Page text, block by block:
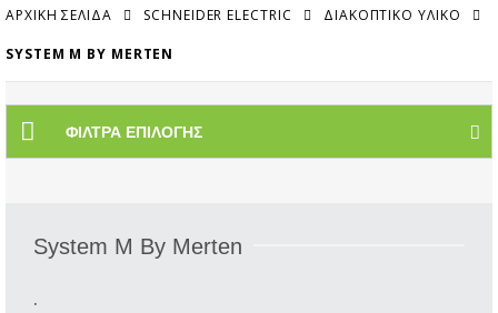
ΑΡΧΙΚΉ ΣΕΛΊΔΑ SCHNEIDER ELECTRIC ΔΙΑΚΟΠΤΙΚΌ ΥΛΙΚΌ
SYSTEM M BY MERTEN
ΦΊΛΤΡΑ ΕΠΙΛΟΓΉΣ
System M By Merten
.